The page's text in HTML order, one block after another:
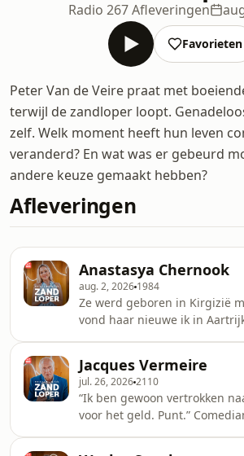
Radio 267 Afleveringen
Favorieten
Peter Van de Veire praat met
terwijl de zandloper loopt.
zelf. Welk moment heeft hun leven
veranderd? En wat was er gebeurd
andere keuze gemaakt hebben?
Afleveringen
Anastasya Chernook
aug. 2, 2026 1984
Ze werd geboren in Kirgizië
vond haar nieuwe ik in
die weet wat ze wil: “Ik ben een
luxepony. Als je de wereld wil
veranderen en je hebt geen
courage!” Terwijl de
kom je te weten waarom ze
Jacques Vermeire
jul. 26, 20262110
“Ik ben gewoon vertrokken
voor het geld. Punt.”